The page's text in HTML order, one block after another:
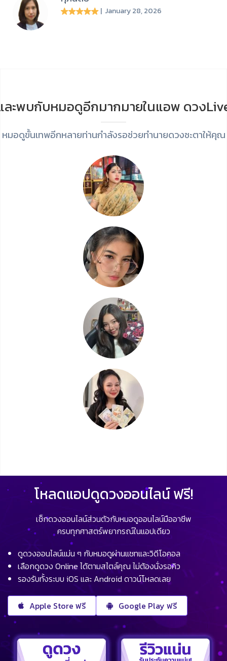
| January 28, 2026
ละพบกับหมอดูอีกมากมายในแอพ ดวง
หมอดูขั้นเทพอีกหลายท่านกำลังรอช่วยทำนายดวงชะตาให้คุณ
โหลดแอปดูดวงออนไลน์ ฟรี!
เช็กดวงออนไลน์ส่วนตัวกับหมอดูออนไลน์มืออาชีพ
ครบทุกศาสตร์พยากรณ์ในแอปเดียว
ดูดวงออนไลน์แม่น ๆ กับหมอดูผ่านแชทและวิดีโอคอล
เลือกดูดวง Online ได้ตามสไตล์คุณ ไม่ต้องนั่งรอคิว
รองรับทั้งระบบ iOS และ Android ดาวน์โหลดเลย
Apple Store ฟรี Google Play ฟรี